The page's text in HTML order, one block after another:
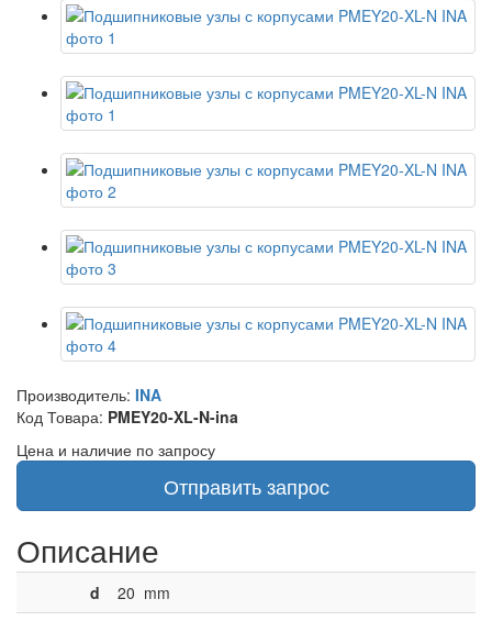
Производитель: INA
Код Товара: PMEY20-XL-N-ina
Цена и наличие по запросу
Отправить запрос
Описание
d 20 mm